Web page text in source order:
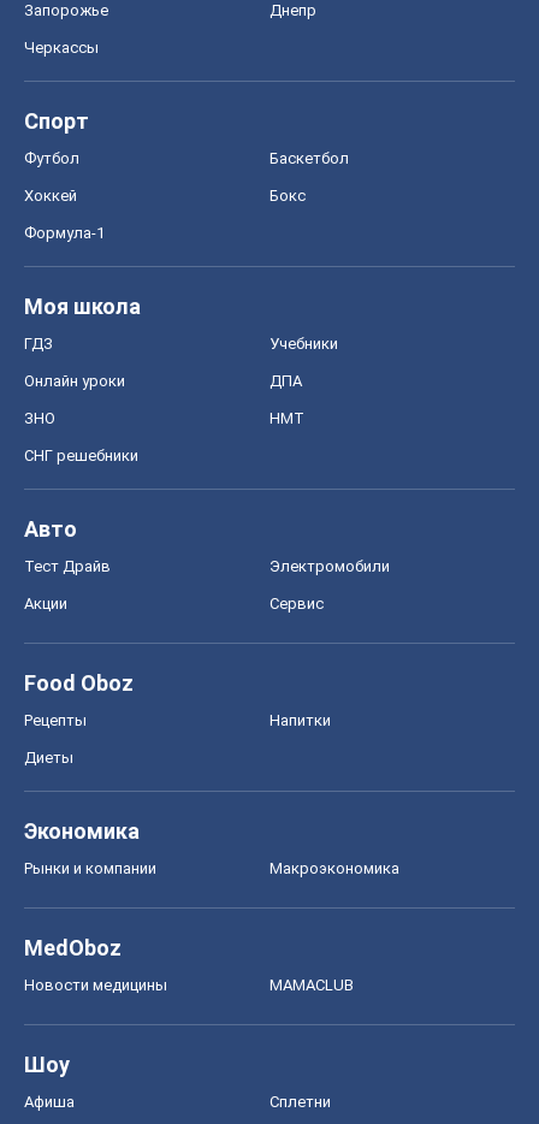
Запорожье Днепр
Черкассы
Спорт
Футбол Баскетбол
Хоккей Бокс
Формула-1
Моя школа
ГДЗ Учебники
Онлайн уроки ДПА
ЗНО НМТ
СНГ решебники
Авто
Тест Драйв Электромобили
Акции Сервис
Food Oboz
Рецепты Напитки
Диеты
Экономика
Рынки и компании Mакроэкономика
MedOboz
Новости медицины MAMACLUB
Шоу
Афиша Сплетни